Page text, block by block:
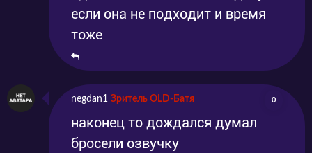
если она не подходит и время
тоже
negdan1 Зритель OLD-Батя 0
наконец то дождался думал
бросели озвучку